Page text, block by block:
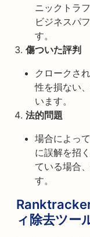
ニックトラ
ビジネスパ
す。
傷ついた評判
クロークさ
性を損ない
います。
法的問題
場合によっ
に誤解を招
ている場合
す。
ィ除去ツー